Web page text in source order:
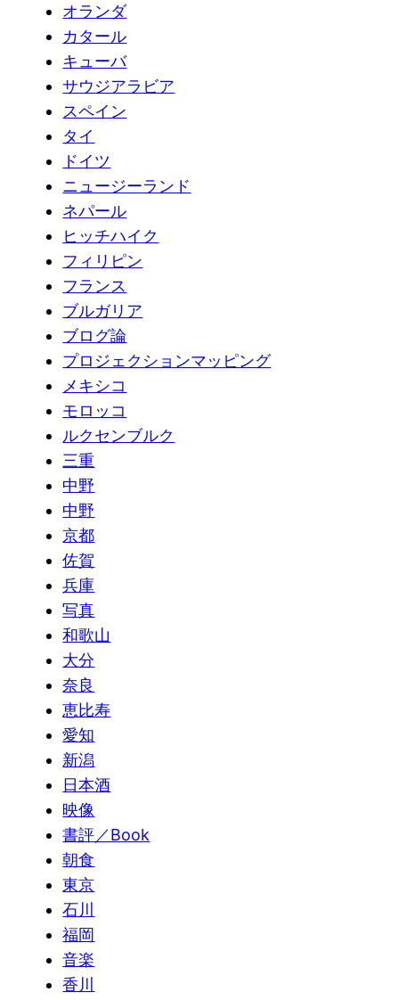
オランダ
カタール
キューバ
サウジアラビア
スペイン
タイ
ドイツ
ニュージーランド
ネパール
ヒッチハイク
フィリピン
フランス
ブルガリア
ブログ論
プロジェクションマッピング
メキシコ
モロッコ
ルクセンブルク
三重
中野
中野
京都
佐賀
兵庫
写真
和歌山
大分
奈良
恵比寿
愛知
新潟
日本酒
映像
書評／Book
朝食
東京
石川
福岡
音楽
香川